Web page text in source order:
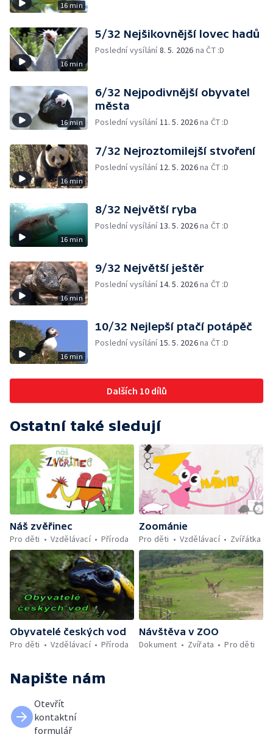
16 min
16 min
5/32 Nejšikovnější lovec hadů
Poslední vysílání8. 5. 2026 na ČT :D
16 min
6/32 Nejpodivnější obyvatel
města
Poslední vysílání11. 5. 2026na ČT :D
16 min
7/32 Nejroztomilejší stvoření
Poslední vysílání12. 5. 2026na ČT :D
16 min
8/32 Největší ryba
Poslední vysílání13. 5. 2026na ČT :D
16 min
9/32 Největší ještěr
Poslední vysílání14. 5. 2026na ČT :D
16 min
10/32 Nejlepší ptačí potápěč
Poslední vysílání15. 5. 2026na ČT :D
Dalších 10 dílů
Ostatní také sledují
Náš zvěřinec
Pro děti
Vzdělávací Příroda
Zoománie
Pro děti
Vzdělávací Zvířátka
Obyvatelé českých vod
Pro děti
Vzdělávací Příroda
Návštěva v ZOO
Dokument
Zvířata Pro děti
Napište nám
Otevřít
kontaktní
formulář